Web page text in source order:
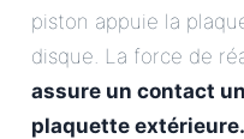
piston appuie la
disque. La force de
assure un contact
plaquette extérieure.